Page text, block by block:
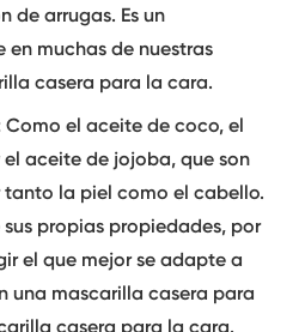
de arrugas. Es un
muchas de nuestras
casera para la cara.
Como el aceite de coco, el
aceite de jojoba, que son
la piel como el cabello.
propias propiedades, por
el que mejor se adapte a
una mascarilla casera para
casera para la cara.